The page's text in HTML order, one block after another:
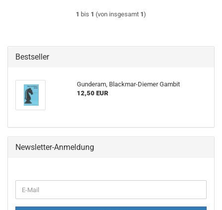
1 bis 1 (von insgesamt 1)
Bestseller
Gunderam, Blackmar-Diemer Gambit
12,50 EUR
Newsletter-Anmeldung
ZUR
E-
Mail